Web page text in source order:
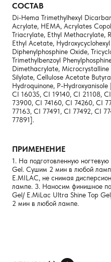
СОСТАВ
Di-Hema Trimethylhexyl
Acrylate, HEMA, Acrylates
Triacrylate, Ethyl Methacrylate,
Ethyl Acetate,
Diphenylphosphine Oxide,
Trimethylbenzoyl
Dimethacrylate, Microcrystalline
Silylate, Cellulose Acetate
Hydroquinone, P-
CI 16035, CI 19140, CI 21108,
73900, CI 74160, CI 74260, CI
77163, CI 77491, CI 77492, CI
77891].
ПРИМЕНЕНИЕ
1. На подготовленную
Gel. Сушим 2 мин в любой
E.MILAC, не снимая
лампе. 3. Наносим финишное
Gel/ E.MiLac Ultra Shine Top
2 мин в любой лампе.